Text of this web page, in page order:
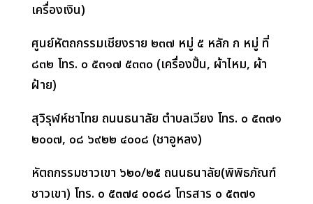
เครื่องเงิน)
ศูนย์หัตถกรรมเชียงราย ๒๓๗ หมู่ ๕ หลัก ก หมู่ ที่
๘๓๒ โทร. ๐ ๕๓๑๗ ๕๓๓๐ (เครื่องปั้น, ผ้าไหม, ผ้า
ฝ้าย)
สุวิรุฬห์ชาไทย ถนนธนาลัย ตำบลเวียง โทร. ๐ ๕๓๗๑
๒๐๐๗, ๐๘ ๖๙๒๒ ๔๐๐๘ (ชาอูหลง)
หัตถกรรมชาวเขา ๖๒๐/๒๕ ถนนธนาลัย(พิพิธภัณฑ์
ชาวเขา) โทร. ๐ ๕๓๗๔ ๐๐๘๘ โทรสาร ๐ ๕๓๗๑